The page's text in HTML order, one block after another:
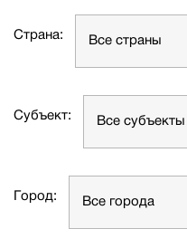
Страна: Все страны
Субъект: Все субъекты
Город: Все города